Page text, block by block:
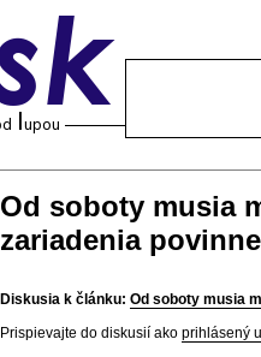
Od soboty musia
zariadenia
Diskusia k článku: Od soboty musia
Prispievajte do diskusií ako prihlásený